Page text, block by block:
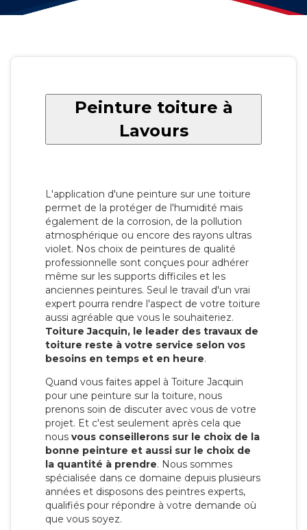
Peinture toiture à
Lavours
L'application d'une peinture sur une toiture
permet de la protéger de l'humidité mais
également de la corrosion, de la pollution
atmosphérique ou encore des rayons ultras
violet. Nos choix de peintures de qualité
professionnelle sont conçues pour adhérer
même sur les supports difficiles et les
anciennes peintures. Seul le travail d'un vrai
expert pourra rendre l'aspect de votre toiture
aussi agréable que vous le souhaiteriez.
Toiture Jacquin, le leader des travaux de
toiture reste à votre service selon vos
besoins en temps et en heure.
Quand vous faites appel à Toiture Jacquin
pour une peinture sur la toiture, nous
prenons soin de discuter avec vous de votre
projet. Et c'est seulement après cela que
nous vous conseillerons sur le choix de la
bonne peinture et aussi sur le choix de
la quantité à prendre. Nous sommes
spécialisée dans ce domaine depuis plusieurs
années et disposons des peintres experts,
qualifiés pour répondre à votre demande où
que vous soyez.